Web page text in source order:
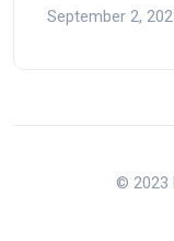
September 2,
© 2023